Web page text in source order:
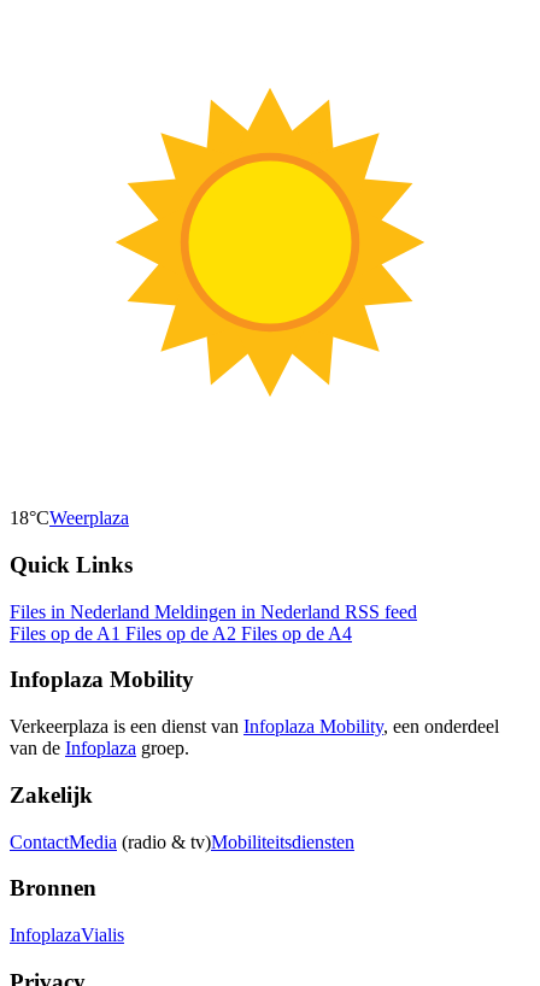
18°CWeerplaza
Quick Links
Files in Nederland Meldingen in Nederland RSS feed
Files op de A1 Files op de A2 Files op de A4
Infoplaza Mobility
Verkeerplaza is een dienst van Infoplaza Mobility, een onderdeel
van de Infoplaza groep.
Zakelijk
ContactMedia (radio & tv)Mobiliteitsdiensten
Bronnen
InfoplazaVialis